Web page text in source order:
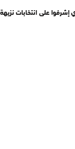
إشرفوا على انتخابات